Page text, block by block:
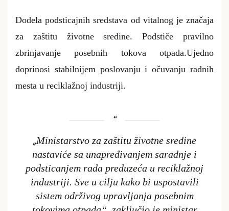
Dodela podsticajnih sredstava od vitalnog je značaja
za zaštitu životne sredine. Podstiče pravilno
zbrinjavanje posebnih tokova otpada.Ujedno
doprinosi stabilnijem poslovanju i očuvanju radnih
mesta u reciklažnoj industriji.
„Ministarstvo za zaštitu životne sredine
nastaviće sa unapređivanjem saradnje i
podsticanjem rada preduzeća u reciklažnoj
industriji. Sve u cilju kako bi uspostavili
sistem održivog upravljanja posebnim